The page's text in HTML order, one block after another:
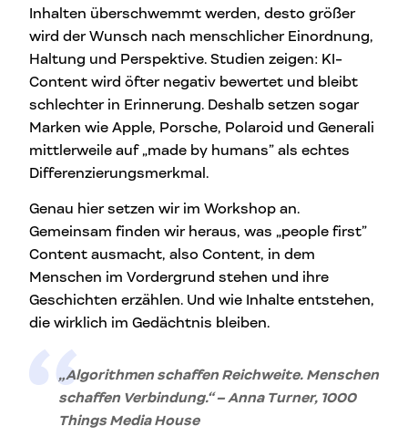
Inhalten überschwemmt werden, desto größer
wird der Wunsch nach menschlicher Einordnung,
Haltung und Perspektive. Studien zeigen: KI-
Content wird öfter negativ bewertet und bleibt
schlechter in Erinnerung. Deshalb setzen sogar
Marken wie Apple, Porsche, Polaroid und Generali
mittlerweile auf „made by humans” als echtes
Differenzierungsmerkmal.
Genau hier setzen wir im Workshop an.
Gemeinsam finden wir heraus, was „people first”
Content ausmacht, also Content, in dem
Menschen im Vordergrund stehen und ihre
Geschichten erzählen. Und wie Inhalte entstehen,
die wirklich im Gedächtnis bleiben.
„Algorithmen schaffen Reichweite. Menschen
schaffen Verbindung.“ – Anna Turner, 1000
Things Media House